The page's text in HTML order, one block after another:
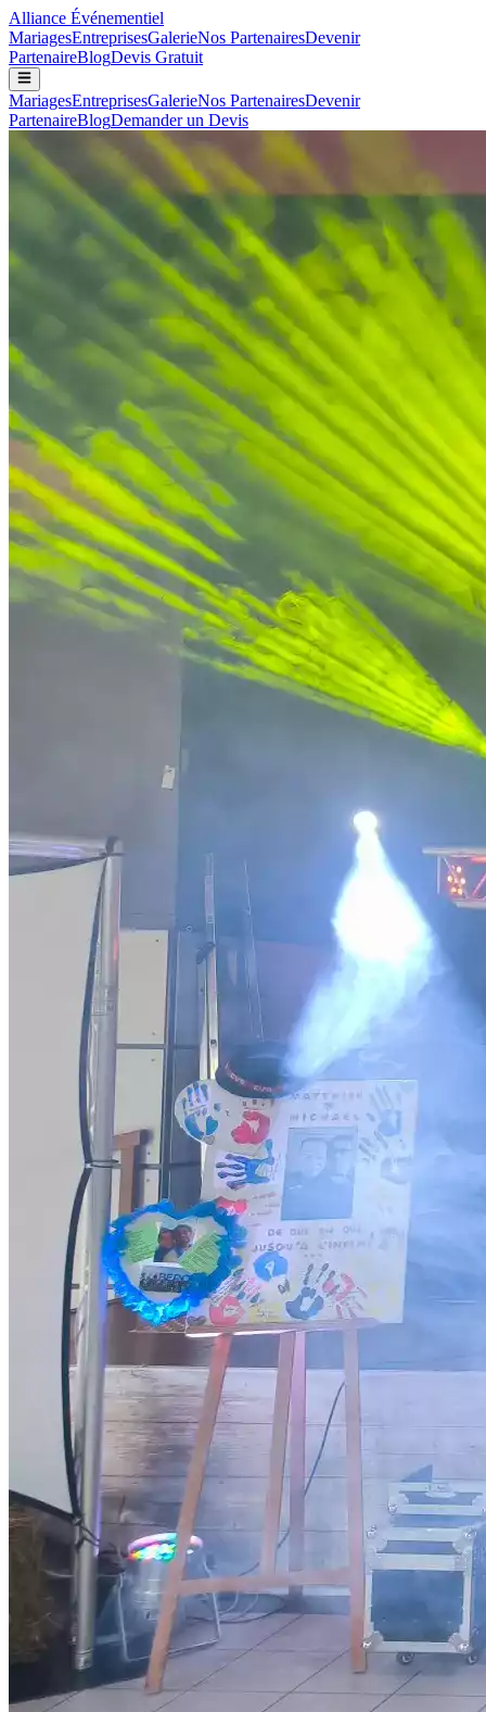
Alliance Événementiel
MariagesEntreprisesGalerieNos PartenairesDevenir
PartenaireBlogDevis Gratuit
MariagesEntreprisesGalerieNos PartenairesDevenir
PartenaireBlogDemander un Devis